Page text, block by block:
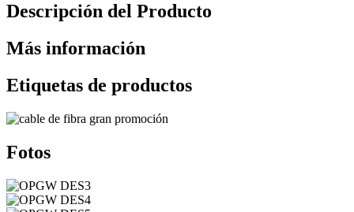
Descripción del Producto
Más información
Etiquetas de productos
Fotos